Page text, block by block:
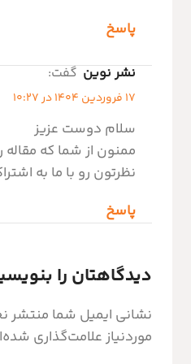
پاسخ
نشر نوین گفت:
17 فروردین 1404 در 10:27
سلام دوست عزیز
ممنون از شما که
نظرتون رو با ما به
پاسخ
دیدگاهتان را
نشانی ایمیل شما منتشر
موردنیاز علامت‌گذاری